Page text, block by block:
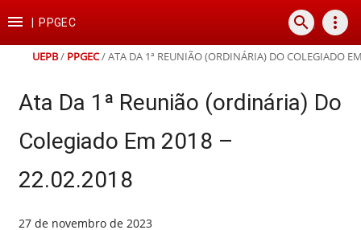
para
conteúdo
para
para
para
rodapé
 PPGEC search more_vert
UEPB/ PPGEC/ATA DA 1ª REUNIÃO (ORDINÁRIA) DO COLEGIADO
Ata Da 1ª Reunião (ordinária) Do
Colegiado Em 2018 –
22.02.2018
27 de novembro de 2023